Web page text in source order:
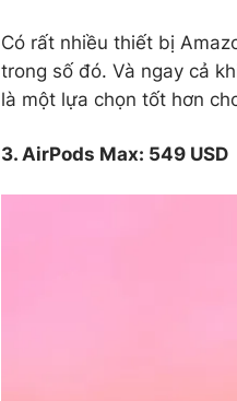
Có rất nhiều thiết bị
trong số đó. Và ngay cả
là một lựa chọn tốt hơn
3. AirPods Max: 549 USD